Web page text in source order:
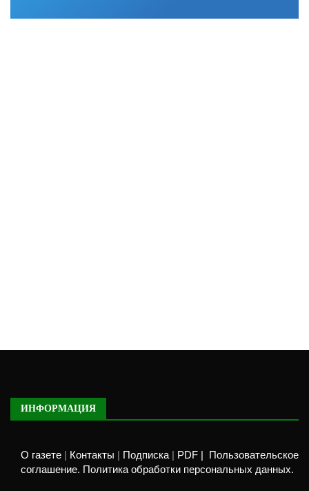
ИНФОРМАЦИЯ
О газете Контакты Подписка PDF |
Пользовательское
соглашение. Политика обработки персональных данных.